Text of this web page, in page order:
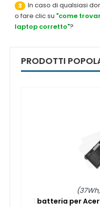
3
In caso di qualsiasi
o fare clic su "come
laptop corretto"?
PRODOTTI
batteria per Acer